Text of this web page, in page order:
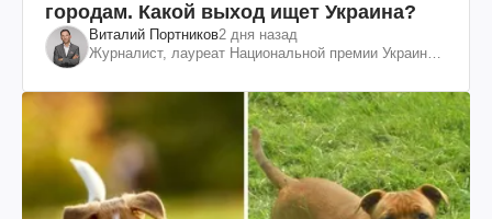
городам. Какой выход ищет Украина?
Виталий Портников2 дня назад
Журналист, лауреат Национальной премии Украины